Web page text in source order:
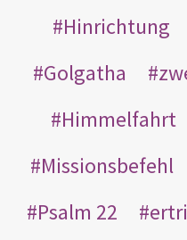
Hinrichtung
Golgatha
Himmelfahrt
Missionsbefehl
Psalm 22